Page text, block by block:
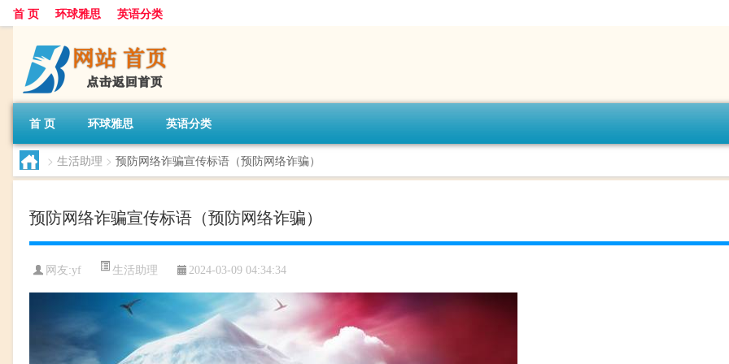
首 页 环球雅思 英语分类
首 页 环球雅思 英语分类
> 生活助理 > 预防网络诈骗宣传标语（预防网络诈骗）
预防网络诈骗宣传标语（预防网络诈骗）
网友:yf 生活助理 2024-03-09 04:34:34